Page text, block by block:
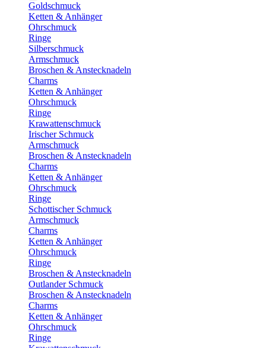
Goldschmuck
Ketten & Anhänger
Ohrschmuck
Ringe
Silberschmuck
Armschmuck
Broschen & Anstecknadeln
Charms
Ketten & Anhänger
Ohrschmuck
Ringe
Krawattenschmuck
Irischer Schmuck
Armschmuck
Broschen & Anstecknadeln
Charms
Ketten & Anhänger
Ohrschmuck
Ringe
Schottischer Schmuck
Armschmuck
Charms
Ketten & Anhänger
Ohrschmuck
Ringe
Broschen & Anstecknadeln
Outlander Schmuck
Broschen & Anstecknadeln
Charms
Ketten & Anhänger
Ohrschmuck
Ringe